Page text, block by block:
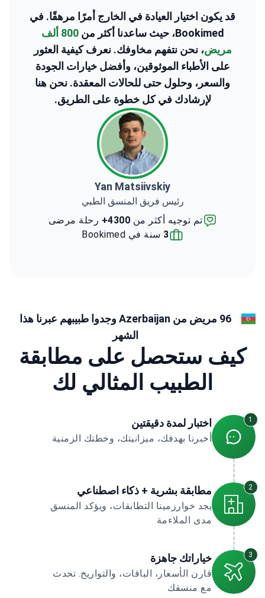
قد يكون اختيار العيادة في الخارج أمرًا مرهقًا. في
Bookimed، حيث ساعدنا أكثر من
800 ألف
مريض، نحن نتفهم مخاوفك. نعرف كيفية العثور
على الأطباء الموثوقين، وأفضل خيارات الجودة
والسعر، وحلول حتى للحالات المعقدة. نحن هنا
لإرشادك في كل خطوة على الطريق.
Yan Matsiivskiy
رئيس فريق المنسق الطبي
تم توجيه أكثر من 4300+
رحلة مرضى
3 سنة في Bookimed
96 مريض من Azerbaijan وجدوا طبيبهم عبرنا هذا
الشهر
كيف ستحصل على مطابقة
الطبيب المثالي لك
1 اختبار لمدة دقيقتين
أخبرنا بهدفك، ميزانيتك، وخطتك الزمنية
2 مطابقة بشرية + ذكاء اصطناعي
يجد خوارزمينا التطابقات، ويؤكد المنسق
مدى الملاءمة
3 خياراتك جاهزة
قارن الأسعار، الباقات، والتواريخ. تحدث
مع منسقك